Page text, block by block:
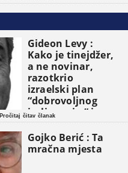
Gideon Levy :
Kako je tinejdžer,
a ne novinar,
razotkrio
izraelski plan
“dobrovoljnog
iseljavanja ” iz
Gaze
Pročitaj čitav članak
Gojko Berić : Ta
mračna mjesta